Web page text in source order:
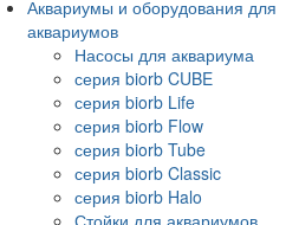
Аквариумы и оборудования для
аквариумов
Насосы для аквариума
серия biorb CUBE
серия biorb Life
серия biorb Flow
серия biorb Tube
серия biorb Classic
серия biorb Halo
Стойки для аквариумов